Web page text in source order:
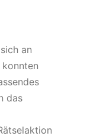
an
das